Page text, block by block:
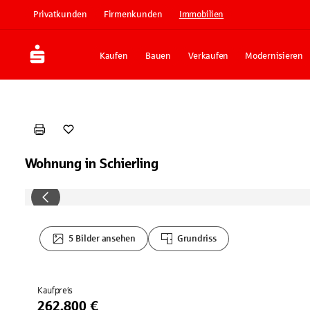
Privatkunden Firmenkunden Immobilien
Kaufen Bauen Verkaufen Modernisieren
Wohnung in Schierling
5 Bilder ansehen Grundriss
Kaufpreis
262.800 €